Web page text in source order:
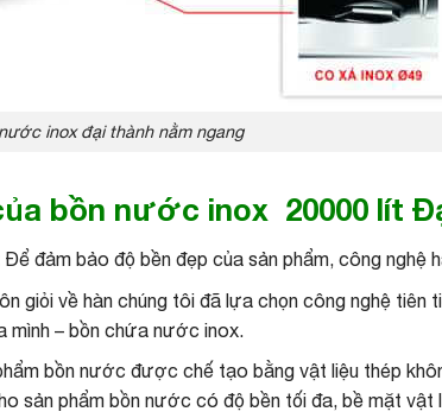
inox đại thành nằm ngang
bồn nước inox 20000 lít
Để đảm bảo độ bền đẹp của sản phẩm, công
giỏi về hàn chúng tôi đã lựa chọn công nghệ
mình – bồn chứa nước inox.
bồn nước được chế tạo bằng vật liệu thép
sản phẩm bồn nước có độ bền tối đa, bề mặt